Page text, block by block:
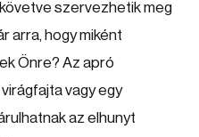
szervezhetik meg
arra, hogy miként
Önre? Az apró
vagy egy
az elhunyt